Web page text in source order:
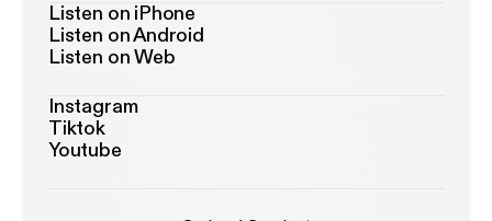
Listen on iPhone
Listen on Android
Listen on Web
Instagram
Tiktok
Youtube